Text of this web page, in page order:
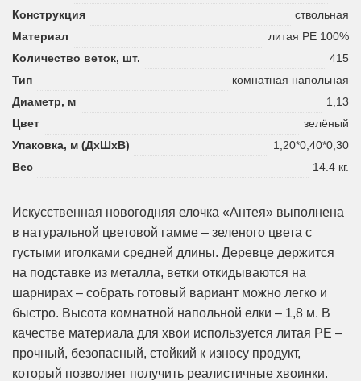
Конструкция
ствольная
Материал
литая PE 100%
Количество веток, шт.
415
Тип
комнатная напольная
Диаметр, м
1,13
Цвет
зелёный
Упаковка, м (ДхШхВ)
1,20*0,40*0,30
Вес
14.4 кг.
Искусственная новогодняя елочка «Антея» выполнена
в натуральной цветовой гамме – зеленого цвета с
густыми иголками средней длины. Деревце держится
на подставке из металла, ветки откидываются на
шарнирах – собрать готовый вариант можно легко и
быстро. Высота комнатной напольной елки – 1,8 м. В
качестве материала для хвои используется литая PE –
прочный, безопасный, стойкий к износу продукт,
который позволяет получить реалистичные хвоинки.